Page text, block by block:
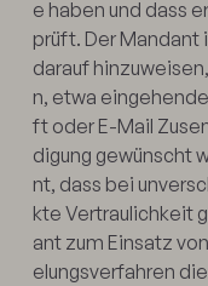
e haben und dass
prüft. Der
darauf
n, etwa
ft oder E-Mail
digung gewünscht
nt, dass bei
kte Vertraulichkeit
ant zum Einsatz
elungsverfahren